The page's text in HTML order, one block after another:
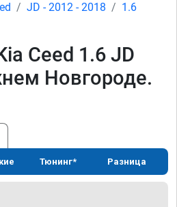
JD - 2012 - 2018
1.6
Ceed 1.6 JD
Новгороде.
Тюнинг* Разница